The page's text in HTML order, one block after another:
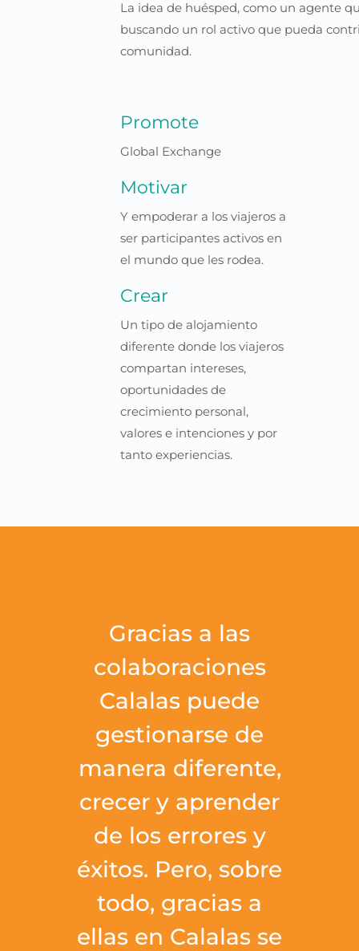
La idea de huésped, como un agente
buscando un rol activo que pueda
comunidad.
Promote
Global Exchange
Motivar
Y empoderar a los viajeros a
ser participantes activos en
el mundo que les rodea.
Crear
Un tipo de alojamiento
diferente donde los viajeros
compartan intereses,
oportunidades de
crecimiento personal,
valores e intenciones y por
tanto experiencias.
Gracias a las
colaboraciones
Calalas puede
gestionarse de
manera diferente,
crecer y aprender
de los errores y
éxitos. Pero, sobre
todo, gracias a
ellas en Calalas se